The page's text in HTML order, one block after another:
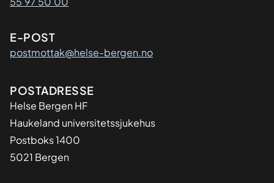
E-POST
postmottak@helse-bergen.no
Adresse
POSTADRESSE
Helse Bergen HF
Haukeland universitetssjukehus
Postboks 1400
5021 Bergen